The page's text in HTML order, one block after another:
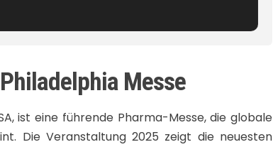
Messe
ist eine führende Pharma-Messe, die globale
Die Veranstaltung 2025 zeigt die neuesten